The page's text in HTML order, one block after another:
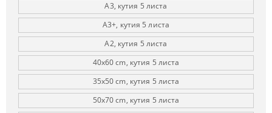
А3, кутия 5 листа
А3+, кутия 5 листа
А2, кутия 5 листа
40х60 cm, кутия 5 листа
35x50 cm, кутия 5 листа
50х70 cm, кутия 5 листа